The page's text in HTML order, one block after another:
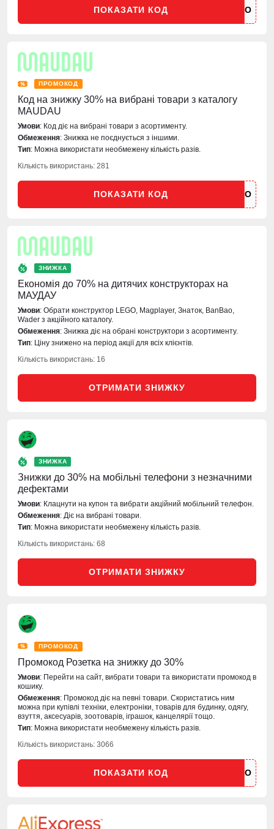
ПОКАЗАТИ КОД
ПРОМОКОД
Код на знижку 30% на вибрані товари з каталогу
MAUDAU
Умови: Код діє на вибрані товари з асортименту.
Обмеження: Знижка не поєднується з іншими.
Тип: Можна використати необмежену кількість разів.
Кількість використань: 281
ПОКАЗАТИ КОД
ЗНИЖКА
Економія до 70% на дитячих конструкторах на
МАУДАУ
Умови: Обрати конструктор LEGO, Magplayer, Знаток, BanBao,
Wader з акційного каталогу.
Обмеження: Знижка діє на обрані конструктори з асортименту.
Тип: Ціну знижено на період акції для всіх клієнтів.
Кількість використань: 16
ОТРИМАТИ ЗНИЖКУ
ЗНИЖКА
Знижки до 30% на мобільні телефони з незначними
дефектами
Умови: Клацнути на купон та вибрати акційний мобільний телефон.
Обмеження: Діє на вибрані товари.
Тип: Можна використати необмежену кількість разів.
Кількість використань: 68
ОТРИМАТИ ЗНИЖКУ
ПРОМОКОД
Промокод Розетка на знижку до 30%
Умови: Перейти на сайт, вибрати товари та використати промокод в
кошику.
Обмеження: Промокод діє на певні товари. Скористатись ним
можна при купівлі техніки, електроніки, товарів для будинку, одягу,
взуття, аксесуарів, зоотоварів, іграшок, канцелярії тощо.
Тип: Можна використати необмежену кількість разів.
Кількість використань: 3066
ПОКАЗАТИ КОД